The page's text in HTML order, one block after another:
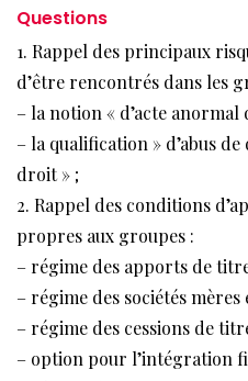
Questions
1. Rappel des principaux
d’être rencontrés dans les
– la notion « d’acte anormal
– la qualification » d’abus
droit » ;
2. Rappel des conditions
propres aux groupes :
– régime des apports de
– régime des sociétés mères
– régime des cessions de
– option pour l’intégration